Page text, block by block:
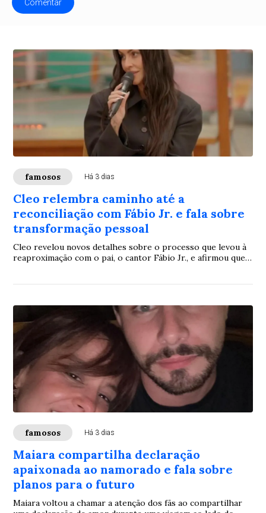
Comentar
famosos Há 3 dias
Cleo relembra caminho até a
reconciliação com Fábio Jr. e fala sobre
transformação pessoal
Cleo revelou novos detalhes sobre o processo que levou à
reaproximação com o pai, o cantor Fábio Jr., e afirmou que a
famosos Há 3 dias
Maiara compartilha declaração
apaixonada ao namorado e fala sobre
planos para o futuro
Maiara voltou a chamar a atenção dos fãs ao compartilhar